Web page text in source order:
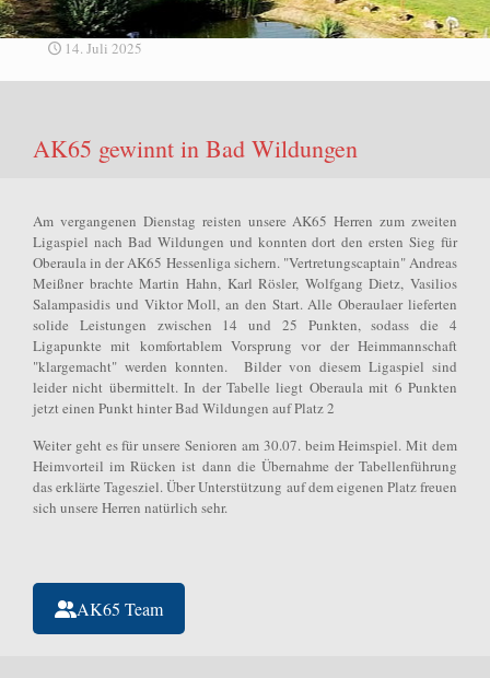
14. Juli 2025
AK65 gewinnt in Bad Wildungen
Am vergangenen Dienstag reisten unsere AK65 Herren zum zweiten
Ligaspiel nach Bad Wildungen und konnten dort den ersten Sieg für
Oberaula in der AK65 Hessenliga sichern. "Vertretungscaptain" Andreas
Meißner brachte Martin Hahn, Karl Rösler, Wolfgang Dietz, Vasilios
Salampasidis und Viktor Moll, an den Start. Alle Oberaulaer lieferten
solide Leistungen zwischen 14 und 25 Punkten, sodass die 4
Ligapunkte mit komfortablem Vorsprung vor der Heimmannschaft
"klargemacht" werden konnten. Bilder von diesem Ligaspiel sind
leider nicht übermittelt. In der Tabelle liegt Oberaula mit 6 Punkten
jetzt einen Punkt hinter Bad Wildungen auf Platz 2
Weiter geht es für unsere Senioren am 30.07. beim Heimspiel. Mit dem
Heimvorteil im Rücken ist dann die Übernahme der Tabellenführung
das erklärte Tagesziel. Über Unterstützung auf dem eigenen Platz freuen
sich unsere Herren natürlich sehr.
AK65 Team